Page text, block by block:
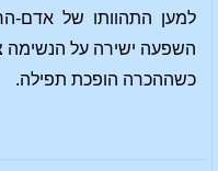
למען התהוותו של אדם-
השפעה ישירה על
כשההכרה הופכת תפילה.